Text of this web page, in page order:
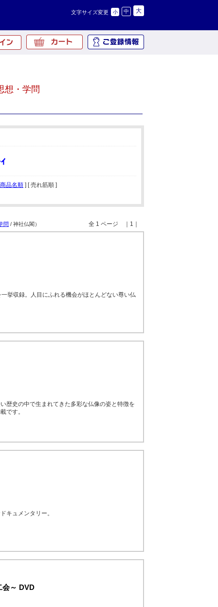
文字サイズ変更 小 中 大
想・学問
商品名順 ] [ 売れ筋順 ]
全 1 ページ ｜1｜
問 / 神社仏閣）
挙収録。人目にふれる機会がほとんどない尊い仏
歴史の中で生まれてきた多彩な仏像の姿と特徴を
です。
キュメンタリー。
会～ DVD